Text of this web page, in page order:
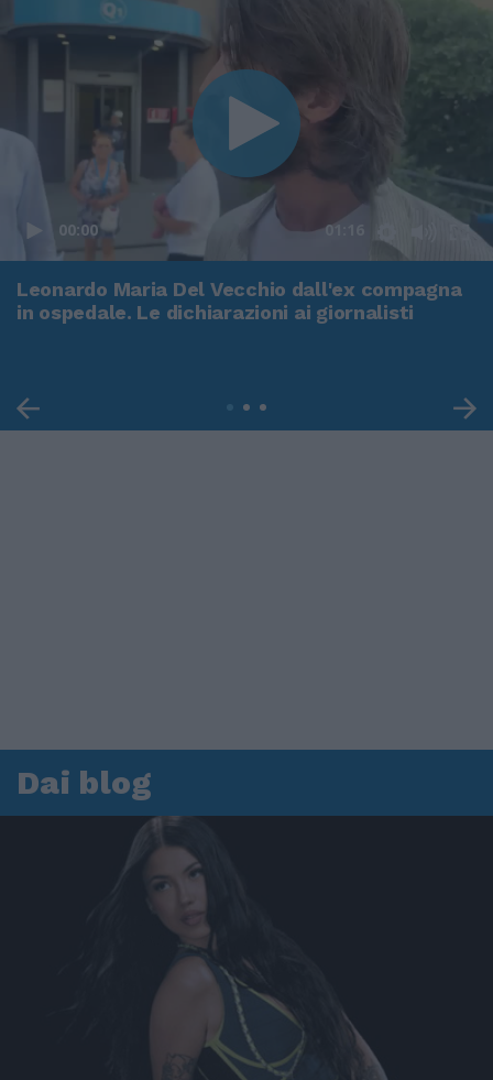
00:00 01:16
Leonardo Maria Del Vecchio dall'ex compagna
in ospedale. Le dichiarazioni ai giornalisti
Dai blog